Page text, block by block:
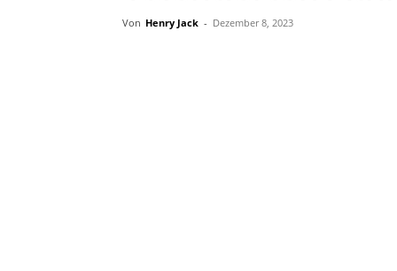
Von Henry Jack - Dezember 8, 2023